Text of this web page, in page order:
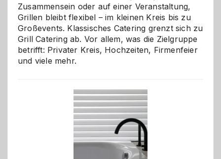
Zusammensein oder auf einer Veranstaltung,
Grillen bleibt flexibel – im kleinen Kreis bis zu
Großevents. Klassisches Catering grenzt sich zu
Grill Catering ab. Vor allem, was die Zielgruppe
betrifft: Privater Kreis, Hochzeiten, Firmenfeier
und viele mehr.